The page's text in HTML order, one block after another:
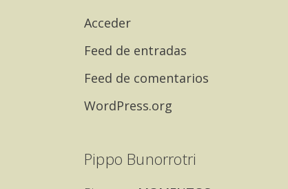
Acceder
Feed de entradas
Feed de comentarios
WordPress.org
Pippo Bunorrotri